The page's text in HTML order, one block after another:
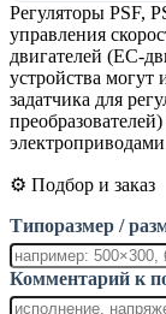
Регуляторы PSF,
управления
двигателей (ЕС-
устройства могут
задатчика для
⚙️ Подбор и заказ
Типоразмер /
Комментарий к